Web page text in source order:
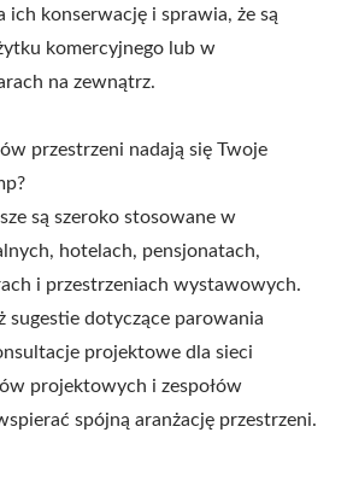
ich konserwację i sprawia, że są
komercyjnego lub w
na zewnątrz.
przestrzeni nadają się Twoje
są szeroko stosowane w
hotelach, pensjonatach,
i przestrzeniach wystawowych.
sugestie dotyczące parowania
projektowe dla sieci
projektowych i zespołów
spójną aranżację przestrzeni.